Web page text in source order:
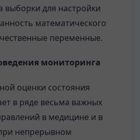
для настройки
математического
переменные.
мониторинга
оценки состояния
в ряде весьма важных
в медицине и в
непрерывном